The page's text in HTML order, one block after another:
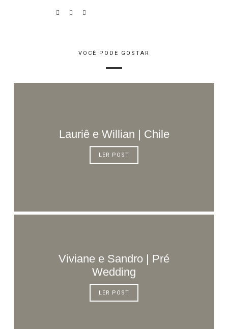
VOCÊ PODE GOSTAR
Lauriê e Willian | Chile
LER POST
Viviane e Sandro | Pré
Wedding
LER POST